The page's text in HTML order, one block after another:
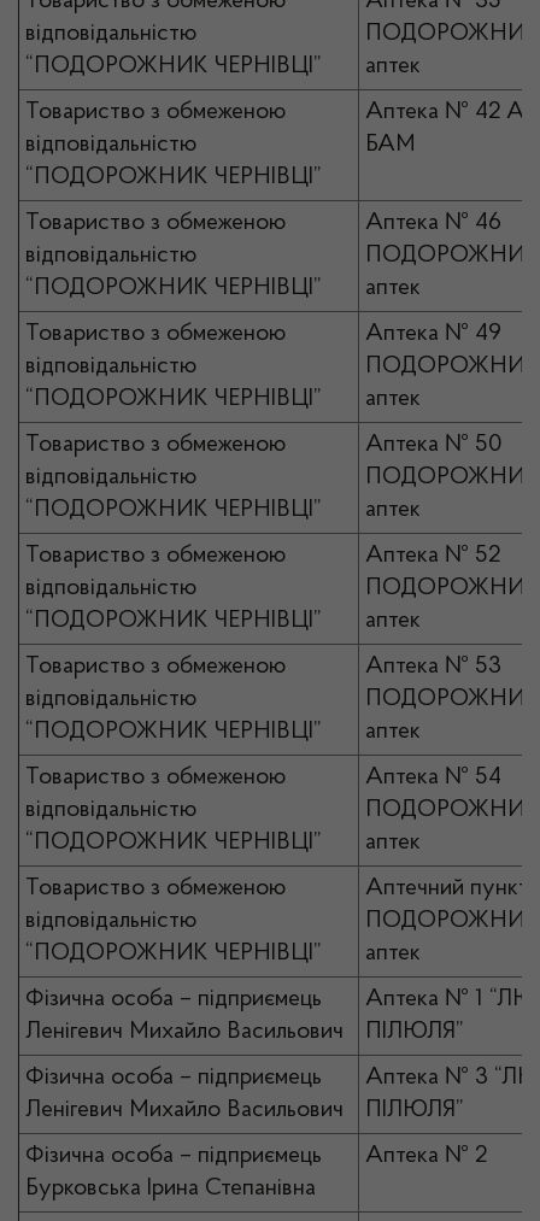
відповідальністю
“ПОДОРОЖНИК ЧЕРНІВЦІ”
ПОДОРОЖНИК
аптек
Товариство з обмеженою
відповідальністю
“ПОДОРОЖНИК ЧЕРНІВЦІ”
Аптека № 42
БАМ
Товариство з обмеженою
відповідальністю
“ПОДОРОЖНИК ЧЕРНІВЦІ”
Аптека № 46
ПОДОРОЖНИК
аптек
Товариство з обмеженою
відповідальністю
“ПОДОРОЖНИК ЧЕРНІВЦІ”
Аптека № 49
ПОДОРОЖНИК
аптек
Товариство з обмеженою
відповідальністю
“ПОДОРОЖНИК ЧЕРНІВЦІ”
Аптека № 50
ПОДОРОЖНИК
аптек
Товариство з обмеженою
відповідальністю
“ПОДОРОЖНИК ЧЕРНІВЦІ”
Аптека № 52
ПОДОРОЖНИК
аптек
Товариство з обмеженою
відповідальністю
“ПОДОРОЖНИК ЧЕРНІВЦІ”
Аптека № 53
ПОДОРОЖНИК
аптек
Товариство з обмеженою
відповідальністю
“ПОДОРОЖНИК ЧЕРНІВЦІ”
Аптека № 54
ПОДОРОЖНИК
аптек
Товариство з обмеженою
відповідальністю
“ПОДОРОЖНИК ЧЕРНІВЦІ”
Аптечний
ПОДОРОЖНИК
аптек
Фізична особа – підприємець
Ленігевич Михайло Васильович
Аптека № 1
ПІЛЮЛЯ”
Фізична особа – підприємець
Ленігевич Михайло Васильович
Аптека № 3
ПІЛЮЛЯ”
Фізична особа – підприємець
Бурковська Ірина Степанівна
Аптека № 2